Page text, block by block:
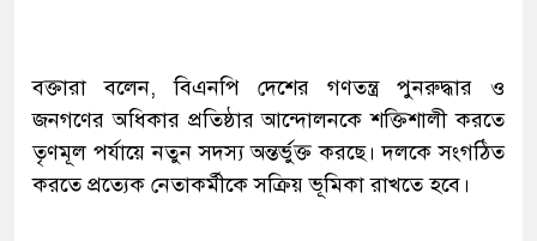
বক্তারা বলেন, বিএনপি দেশের গণতন্ত্র পুনরুদ্ধার ও
জনগণের অধিকার প্রতিষ্ঠার আন্দোলনকে শক্তিশালী করতে
তৃণমূল পর্যায়ে নতুন সদস্য অন্তর্ভুক্ত করছে। দলকে সংগঠিত
করতে প্রত্যেক নেতাকর্মীকে সক্রিয় ভূমিকা রাখতে হবে।